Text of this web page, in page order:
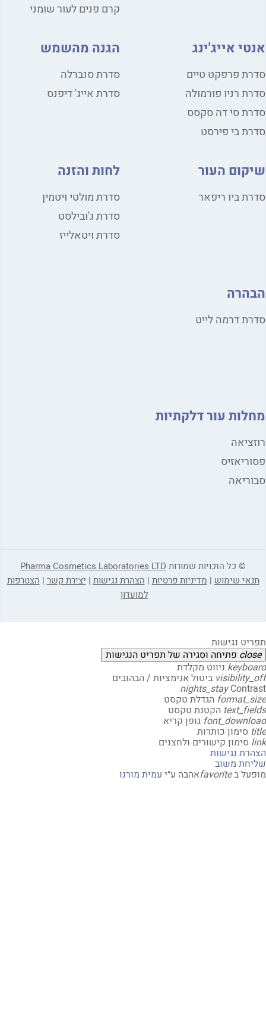
קרם פנים לעור שומני
אייג'ינג
פרפקט טיים
רניו פורמולה
סי דה סקסס
בי פירסט
העור
ביו ריפאר
הגנה מהשמש
סדרת סנברלה
סדרת אייג' דיפנס
לחות והזנה
סדרת מולטי ויטמין
סדרת ג'ובילסט
סדרת ויטאלייז
דרמה לייט
עור דלקתיות
© כל הזכויות שמורותPharma Cosmetics Laboratories LTD
שימוש|מדיניות פרטיות|הצהרת נגישות|יצירת קשר | הצטרפות
למועדון
נגישות
פתיחה וסגירה של תפריט הנגישות
ניווט מקלדת
ביטול אנימציות / הבהובים
nights_stay
הגדלת טקסט
הקטנת טקסט
גופן קריא
סימון כותרות
סימון קישורים ולחצנים
נגישות
משוב
בfavoriteאהבהע״יעמית מורנו